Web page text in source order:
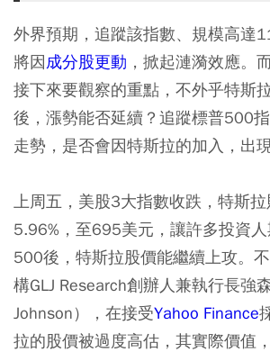
外界預期，追蹤該指數、規模高達
將因成分股更動 ，掀起漣漪效應。
接下來要觀察的重點，不外乎特斯
後，漲勢能否延續？追蹤標普500
走勢，是否會因特斯拉的加入，出
上周五，美股3大指數收跌，特斯
5.96%，至695美元，讓許多投資
500後，特斯拉股價能繼續上攻。
構GLJ Research創辦人兼執行長強
Johnson），在接受Yahoo Finance
拉的股價被過度高估，其實際價值